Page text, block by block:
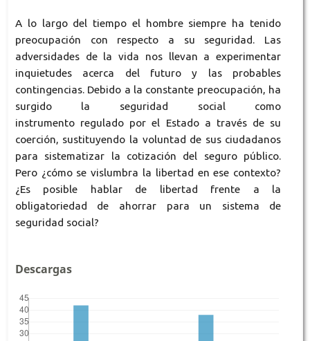
A lo largo del tiempo el hombre siempre ha tenido
preocupación con respecto a su seguridad. Las
adversidades de la vida nos llevan a experimentar
inquietudes acerca del futuro y las probables
contingencias. Debido a la constante preocupación, ha
surgido la seguridad social como
instrumento regulado por el Estado a través de su
coerción, sustituyendo la voluntad de sus ciudadanos
para sistematizar la cotización del seguro público.
Pero ¿cómo se vislumbra la libertad en ese contexto?
¿Es posible hablar de libertad frente a la
obligatoriedad de ahorrar para un sistema de
seguridad social?
Descargas